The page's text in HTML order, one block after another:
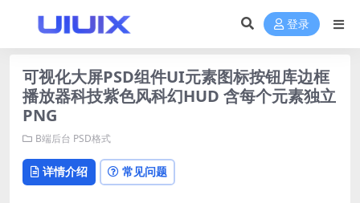
登录
可视化大屏PSD组件UI元素图标按钮库边框
播放器科技紫色风科幻HUD 含每个元素独立
PNG
B端后台 PSD格式
详情介绍 常见问题